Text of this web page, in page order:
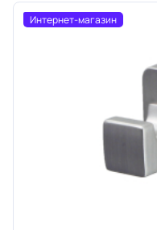
Интернет-магазин